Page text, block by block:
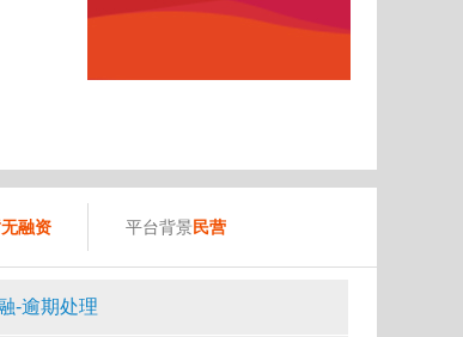
融资 平台背景民营
-逾期处理